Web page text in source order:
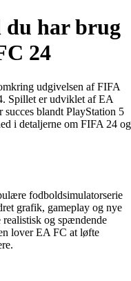
du har brug
24
udgivelsen af FIFA
Spillet er udviklet af EA
succes blandt PlayStation 5
i detaljerne om FIFA 24 og
fodboldsimulatorserie
grafik, gameplay og nye
realistisk og spændende
lover EA FC at løfte